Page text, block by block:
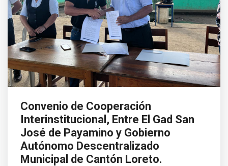
Convenio de Cooperación
Interinstitucional, Entre El Gad San
José de Payamino y Gobierno
Autónomo Descentralizado
Municipal de Cantón Loreto.